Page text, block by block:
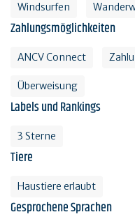
Windsurfen
Zahlungsmöglichkeiten
ANCV Connect
Überweisung
Labels und Rankings
3 Sterne
Tiere
Haustiere erlaubt
Gesprochene Sprachen